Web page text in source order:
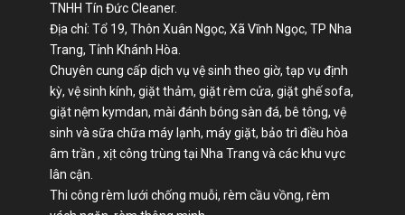
TNHH Tín Đức Cleaner.
Địa chỉ: Tổ 19, Thôn Xuân Ngọc, Xã Vĩnh Ngọc, TP Nha
Trang, Tỉnh Khánh Hòa.
Chuyên cung cấp dịch vụ vệ sinh theo giờ, tạp vụ định
kỳ, vệ sinh kính, giặt thảm, giặt rèm cửa, giặt ghế sofa,
giặt nệm kymdan, mài đánh bóng sàn đá, bê tông, vệ
sinh và sữa chữa máy lạnh, máy giặt, bảo trì điều hòa
âm trần , xịt công trùng tại Nha Trang và các khu vực
lân cận.
Thi công rèm lưới chống muỗi, rèm cầu vồng, rèm